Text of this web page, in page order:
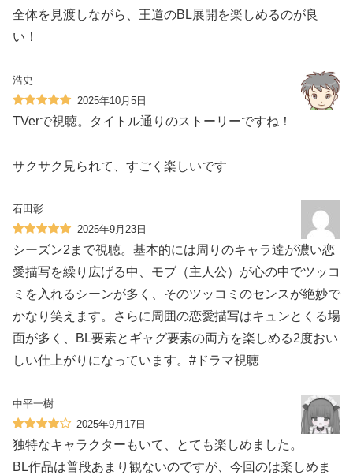
全体を見渡しながら、王道のBL展開を楽しめるのが良
い！
浩史
2025年10月5日
TVerで視聴。タイトル通りのストーリーですね！
サクサク見られて、すごく楽しいです
石田彰
2025年9月23日
シーズン2まで視聴。基本的には周りのキャラ達が濃い恋
愛描写を繰り広げる中、モブ（主人公）が心の中でツッコ
ミを入れるシーンが多く、そのツッコミのセンスが絶妙で
かなり笑えます。さらに周囲の恋愛描写はキュンとくる場
面が多く、BL要素とギャグ要素の両方を楽しめる2度おい
しい仕上がりになっています。#ドラマ視聴
中平一樹
2025年9月17日
独特なキャラクターもいて、とても楽しめました。
BL作品は普段あまり観ないのですが、今回のは楽しめま